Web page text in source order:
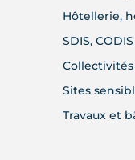
Hôtellerie,
SDIS, CODIS
Collectivités
Sites
Travaux et